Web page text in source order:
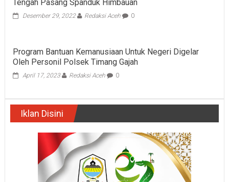
Tengah Pasang Spanduk Himbauan
Desember 29, 2022 Redaksi Aceh 0
Program Bantuan Kemanusiaan Untuk Negeri Digelar
Oleh Personil Polsek Timang Gajah
April 17, 2023 Redaksi Aceh 0
Iklan Disini